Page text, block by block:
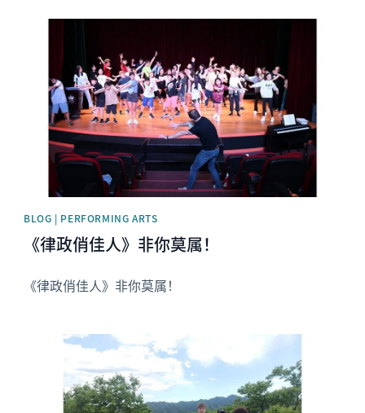
BLOG | PERFORMING ARTS
《律政俏佳人》非你莫属！
《律政俏佳人》非你莫属！
News image